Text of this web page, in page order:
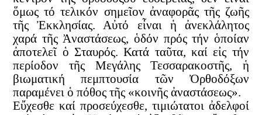
ὅμως τό τελικόν σημεῖον ἀναφορᾶς τῆς ζωῆς
τῆς Ἐκκλησίας. Αὐτό εἶναι ἡ ἀνεκλάλητος
χαρά τῆς Ἀναστάσεως, ὁδόν πρός τήν ὁποίαν
ἀποτελεῖ ὁ Σταυρός. Κατά ταῦτα, καί εἰς τήν
περίοδον τῆς Μεγάλης Τεσσαρακοστῆς, ἡ
βιωματική πεμπτουσία τῶν Ὀρθοδόξων
παραμένει ὁ πόθος τῆς «κοινῆς ἀναστάσεως».
Εὔχεσθε καί προσεύχεσθε, τιμιώτατοι ἀδελφοί